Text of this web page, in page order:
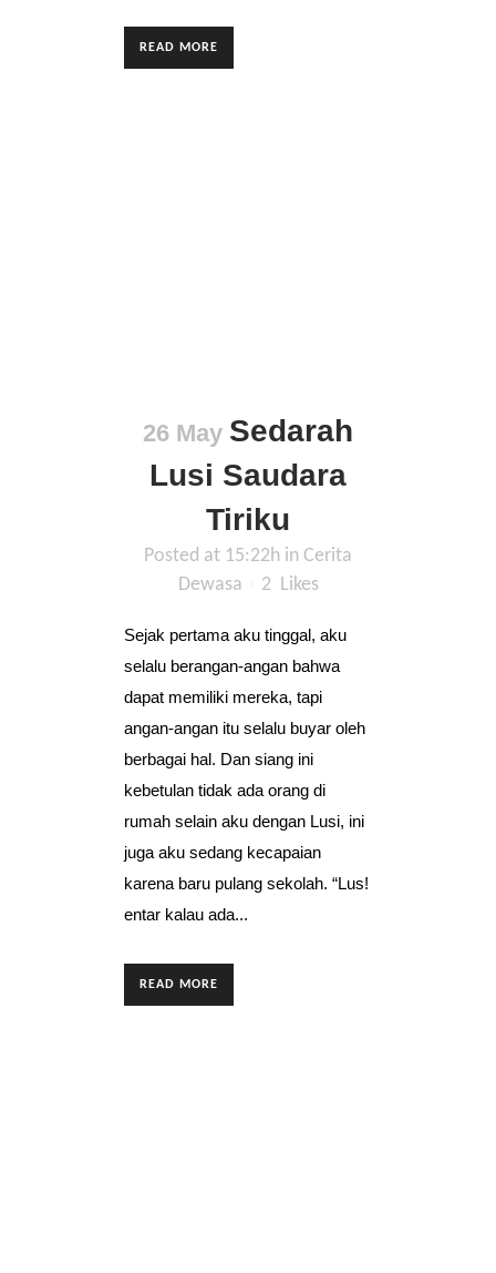
READ MORE
26 May Sedarah
Lusi Saudara
Tiriku
Posted at 15:22h in Cerita
Dewasa
2 Likes
Sejak pertama aku tinggal, aku
selalu berangan-angan bahwa
dapat memiliki mereka, tapi
angan-angan itu selalu buyar oleh
berbagai hal. Dan siang ini
kebetulan tidak ada orang di
rumah selain aku dengan Lusi, ini
juga aku sedang kecapaian
karena baru pulang sekolah. “Lus!
entar kalau ada...
READ MORE